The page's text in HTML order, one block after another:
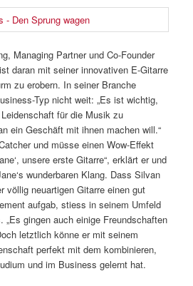
Managing Partner und Co-Founder
daran mit seiner innovativen E-Gitarre
zu erobern. In seiner Branche
Typ nicht weit: „Es ist wichtig,
für die Musik zu
ein Geschäft mit ihnen machen will.“
und müsse einen Wow-Effekt
unsere erste Gitarre“, erklärt er und
wunderbaren Klang. Dass Silvan
völlig neuartigen Gitarre einen gut
aufgab, stiess in seinem Umfeld
„Es gingen auch einige Freundschaften
letztlich könne er mit seinem
perfekt mit dem kombinieren,
und im Business gelernt hat.